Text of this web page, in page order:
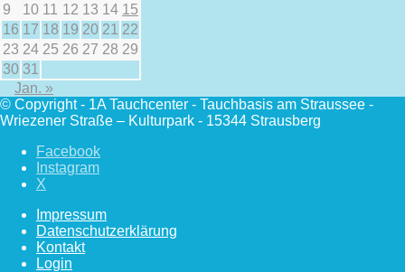
9
10 11 12 13 14 15
16 17 18 19 20 21 22
23 24 25 26 27 28 29
30 31
Jan. »
© Copyright - 1A Tauchcenter - Tauchbasis am Straussee -
Wriezener Straße – Kulturpark - 15344 Strausberg
Facebook
Instagram
X
Impressum
Datenschutzerklärung
Kontakt
Login